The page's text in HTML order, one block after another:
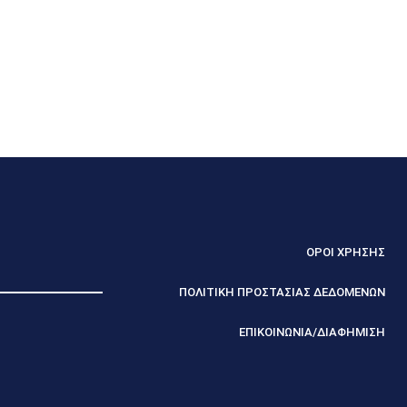
ΟΡΟΙ ΧΡΗΣΗΣ
ΠΟΛΙΤΙΚΗ ΠΡΟΣΤΑΣΙΑΣ ΔΕΔΟΜΕΝΩΝ
ΕΠΙΚΟΙΝΩΝΙΑ/ΔΙΑΦΗΜΙΣΗ